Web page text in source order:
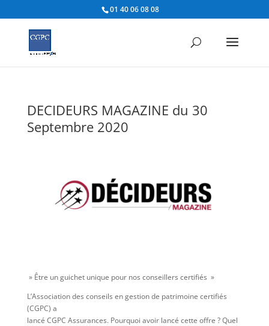
01 40 06 08 08
DECIDEURS MAGAZINE du 30
Septembre 2020
» Être un guichet unique pour nos conseillers certifiés »
L’Association des conseils en gestion de patrimoine certifiés
(CGPC) a
lancé CGPC Assurances. Pourquoi avoir lancé cette offre ? Quel